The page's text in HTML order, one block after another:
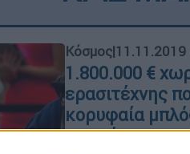
Κόσμος|11.11.2019
1.800.000 €
ερασιτέχνης
κορυφαία
του πόκερ